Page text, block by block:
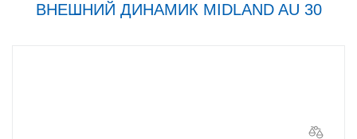
ВНЕШНИЙ ДИНАМИК MIDLAND AU 30